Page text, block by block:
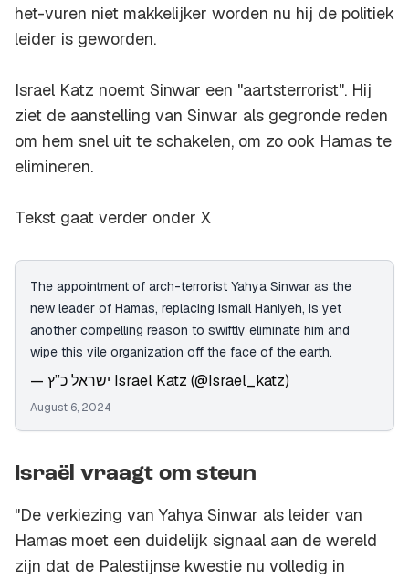
het-vuren niet makkelijker worden nu hij de politiek
leider is geworden.
Israel Katz noemt Sinwar een "aartsterrorist". Hij
ziet de aanstelling van Sinwar als gegronde reden
om hem snel uit te schakelen, om zo ook Hamas te
elimineren.
Tekst gaat verder onder X
The appointment of arch-terrorist Yahya Sinwar as the
new leader of Hamas, replacing Ismail Haniyeh, is yet
another compelling reason to swiftly eliminate him and
wipe this vile organization off the face of the earth.
— ישראל כ”ץ Israel Katz (@Israel_katz)
August 6, 2024
Israël vraagt om steun
"De verkiezing van Yahya Sinwar als leider van
Hamas moet een duidelijk signaal aan de wereld
zijn dat de Palestijnse kwestie nu volledig in